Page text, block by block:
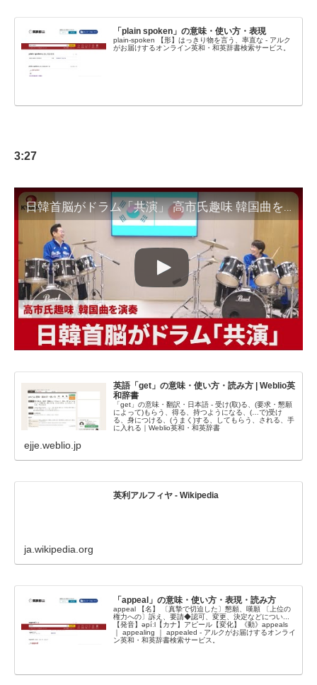
「plain spoken」の意味・使い方・表現
plain-spoken 【形】はっきり物を言う、率直な - アルク
がお届けするオンライン英和・和英辞書検索サービス。
3:27
日韓首脳がドラム「共演」 高市氏趣味 韓国曲を演奏
英語「get」の意味・使い方・読み方 | Weblio英
和辞書
「get」の意味・翻訳・日本語 - 受け(取)る、(要求・懇願
によって)もらう、得る、持つようになる、(…で)受け
る、身につける、(うまく)する、してもらう、される、手
に入れる｜Weblio英和・和英辞書
ejje.weblio.jp
英利アルフィヤ - Wikipedia
ja.wikipedia.org
「appeal」の意味・使い方・表現・読み方
appeal 【名】 〔真摯で切迫した〕懇願、嘆願 〔上位の
権力への〕訴え、要請◆認可、変更、決定などについ...
【発音】əpíːl【カナ】アピール【変化】《動》appeals
｜ appealing ｜ appealed - アルクがお届けするオンライ
ン英和・和英辞書検索サービス。